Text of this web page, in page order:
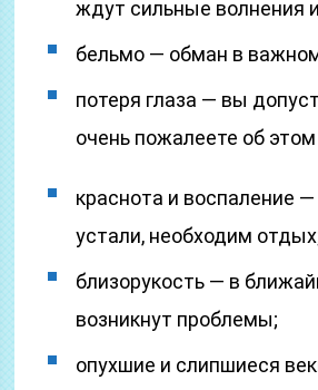
ждут сильные волнения
бельмо — обман в
потеря глаза — вы
очень пожалеете об
краснота и воспаление
устали, необходим
близорукость — в
возникнут проблемы;
опухшие и слипшиеся